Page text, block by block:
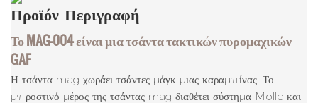
Προϊόν Περιγραφή
Το MAG-004 είναι μια τσάντα τακτικών πυρομαχικών
GAF
Η τσάντα mag χωράει τσάντες μάγκ μιας καραμπίνας. Το
μπροστινό μέρος της τσάντας mag διαθέτει σύστημα Molle και